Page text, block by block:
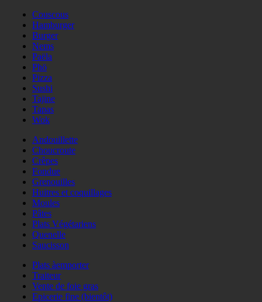
Couscous
Hamburger
Burger
Nems
Paëla
Phö
Pizza
Sushi
Tajine
Tapas
Wok
Andouillette
Choucroute
Crêpes
Fondue
Grenouilles
Huitres et coquillages
Moules
Pâtes
Plats Végétariens
Quenelle
Saucisson
Plats àemporter
Traiteur
Vente de foie gras
Epicerie fine (bientôt)